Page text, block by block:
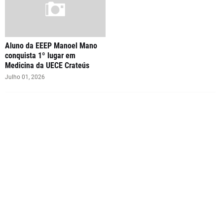
Aluno da EEEP Manoel Mano
conquista 1º lugar em
Medicina da UECE Crateús
Julho 01, 2026